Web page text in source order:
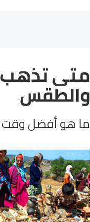
متى تذهب
والطقس
ما هو أفضل وقت